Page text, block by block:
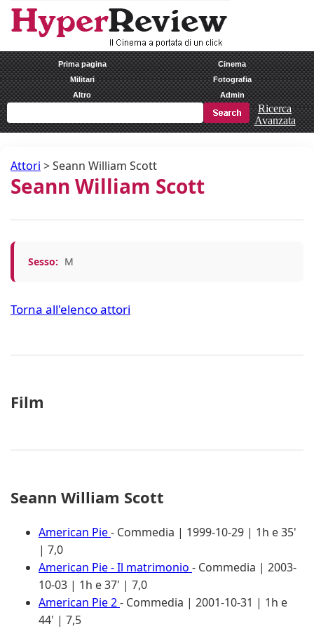
Prima pagina
Cinema
Militari
Fotografia
Altro
Admin
Ricerca
Avanzata
Attori >Seann William Scott
Seann William Scott
Sesso: M
Torna all'elenco attori
Film
Seann William Scott
American Pie- Commedia | 1999-10-29 | 1h e 35'
| 7,0
American Pie - Il matrimonio - Commedia | 2003-
10-03 | 1h e 37' | 7,0
American Pie 2- Commedia | 2001-10-31 | 1h e
44' | 7,5